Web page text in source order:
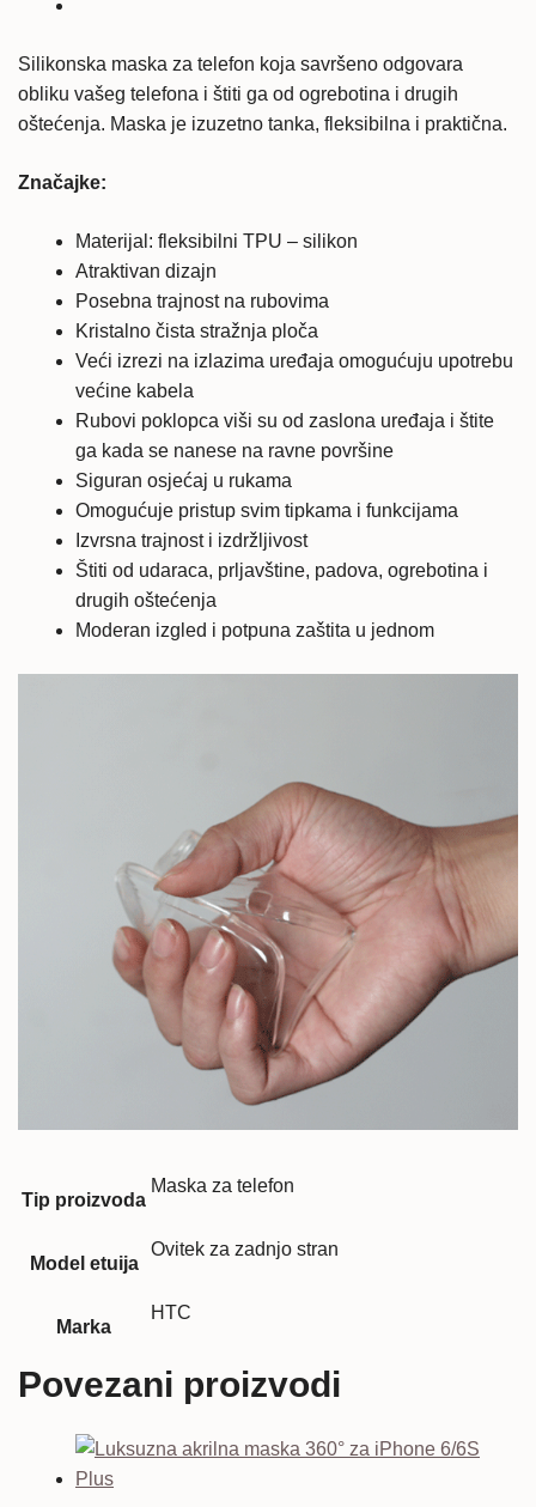
Silikonska maska za telefon koja savršeno odgovara
obliku vašeg telefona i štiti ga od ogrebotina i drugih
oštećenja. Maska je izuzetno tanka, fleksibilna i praktična.
Značajke:
Materijal: fleksibilni TPU – silikon
Atraktivan dizajn
Posebna trajnost na rubovima
Kristalno čista stražnja ploča
Veći izrezi na izlazima uređaja omogućuju upotrebu
većine kabela
Rubovi poklopca viši su od zaslona uređaja i štite
ga kada se nanese na ravne površine
Siguran osjećaj u rukama
Omogućuje pristup svim tipkama i funkcijama
Izvrsna trajnost i izdržljivost
Štiti od udaraca, prljavštine, padova, ogrebotina i
drugih oštećenja
Moderan izgled i potpuna zaštita u jednom
Tip proizvoda
Maska za telefon
Model etuija
Ovitek za zadnjo stran
Marka
HTC
Povezani proizvodi